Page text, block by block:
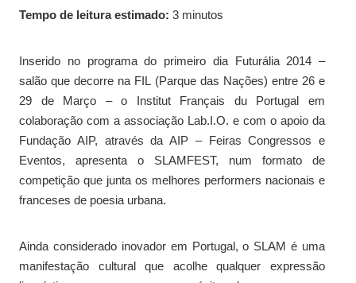
Tempo de leitura estimado: 3 minutos
Inserido no programa do primeiro dia Futurália 2014 –
salão que decorre na FIL (Parque das Nações) entre 26 e
29 de Março – o Institut Français du Portugal em
colaboração com a associação Lab.I.O. e com o apoio da
Fundação AIP, através da AIP – Feiras Congressos e
Eventos, apresenta o SLAMFEST, num formato de
competição que junta os melhores performers nacionais e
franceses de poesia urbana.
Ainda considerado inovador em Portugal, o SLAM é uma
manifestação cultural que acolhe qualquer expressão